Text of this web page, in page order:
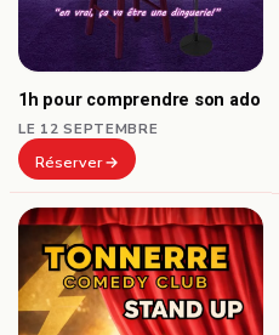
1h pour comprendre son ado
LE 12 SEPTEMBRE
Réserver